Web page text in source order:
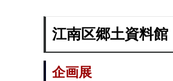
江南区郷土資料
企画展